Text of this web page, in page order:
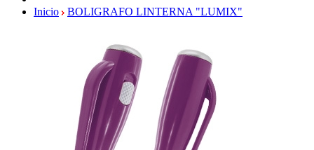
Inicio BOLIGRAFO LINTERNA "LUMIX"